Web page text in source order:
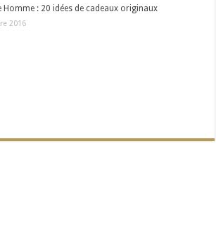
Homme : 20 idées de cadeaux originaux
2016